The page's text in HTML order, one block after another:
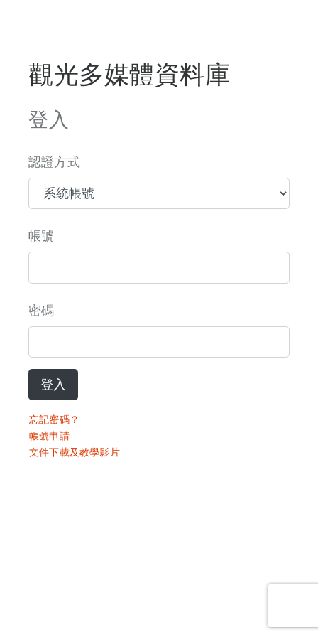
觀光多媒體資料庫
登入
認證方式
帳號
密碼
登入
忘記密碼？
帳號申請
文件下載及教學影片